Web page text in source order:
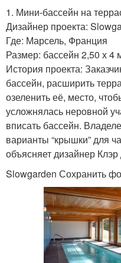
1. Мини-бассейн на
Дизайнер проекта:
Где: Марсель, Франция
Размер: бассейн 2,50 х 4
История проекта:
бассейн, расширить
озеленить её, место,
усложнялась неровной
вписать бассейн.
варианты “крышки” для
объясняет дизайнер
Slowgarden Сохранить